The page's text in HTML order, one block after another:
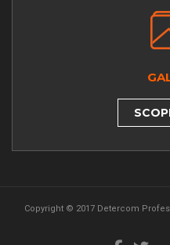
Copyright © 2017 Detercom